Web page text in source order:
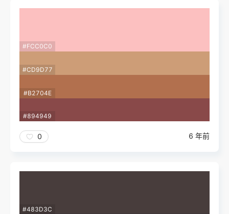
#FCC0C0
#CD9D77
#B2704E
#894949
0 6 年前
#483D3C